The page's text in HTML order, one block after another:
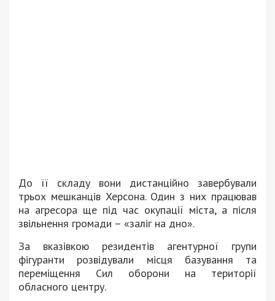
До її складу вони дистанційно завербували
трьох мешканців Херсона. Один з них працював
на агресора ще під час окупації міста, а після
звільнення громади – «заліг на дно».
За вказівкою резидентів агентурної групи
фігуранти розвідували місця базування та
переміщення Сил оборони на території
обласного центру.